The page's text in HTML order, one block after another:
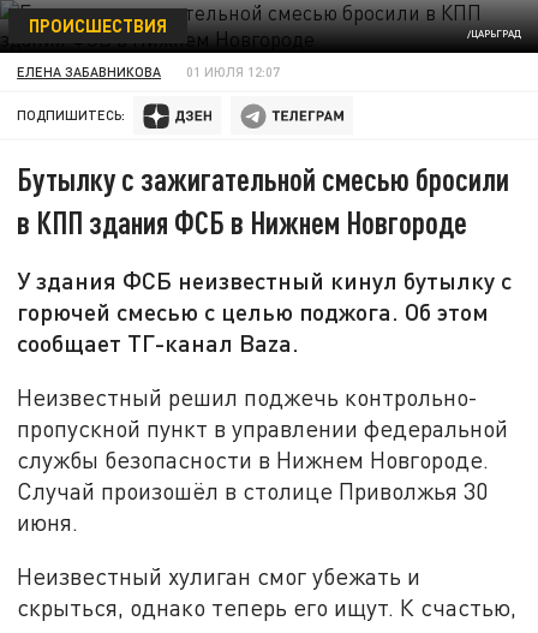
/ЦАРЬГРАД
ПРОИСШЕСТВИЯ
ЕЛЕНА ЗАБАВНИКОВА 01 ИЮЛЯ 12:07
ПОДПИШИТЕСЬ:
Бутылку с зажигательной смесью бросили
в КПП здания ФСБ в Нижнем Новгороде
У здания ФСБ неизвестный кинул бутылку с
горючей смесью с целью поджога. Об этом
сообщает ТГ-канал Baza.
Неизвестный решил поджечь контрольно-
пропускной пункт в управлении федеральной
службы безопасности в Нижнем Новгороде.
Случай произошёл в столице Приволжья 30
июня.
Неизвестный хулиган смог убежать и
скрыться, однако теперь его ищут. К счастью,